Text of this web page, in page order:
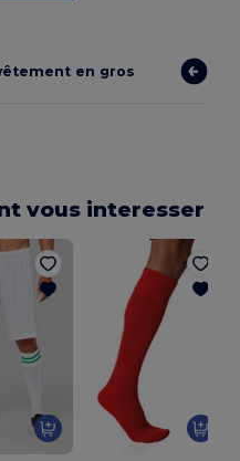
en gros
vous interesser